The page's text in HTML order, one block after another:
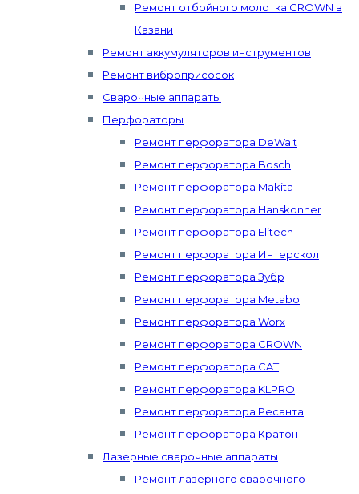
Ремонт отбойного молотка CROWN в
Казани
Ремонт аккумуляторов инструментов
Ремонт виброприсосок
Сварочные аппараты
Перфораторы
Ремонт перфоратора DeWalt
Ремонт перфоратора Bosch
Ремонт перфоратора Makita
Ремонт перфоратора Hanskonner
Ремонт перфоратора Elitech
Ремонт перфоратора Интерскол
Ремонт перфоратора Зубр
Ремонт перфоратора Metabo
Ремонт перфоратора Worx
Ремонт перфоратора CROWN
Ремонт перфоратора CAT
Ремонт перфоратора KLPRO
Ремонт перфоратора Ресанта
Ремонт перфоратора Кратон
Лазерные сварочные аппараты
Ремонт лазерного сварочного